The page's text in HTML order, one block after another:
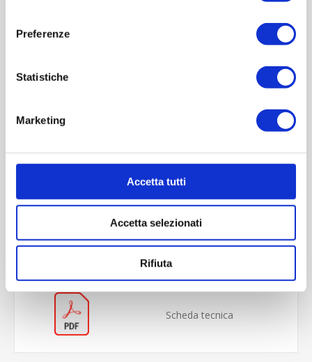
Preferenze
Statistiche
Marketing
Accetta tutti
Accetta selezionati
Rifiuta
REVIEWS
CONTACT US
Scheda tecnica